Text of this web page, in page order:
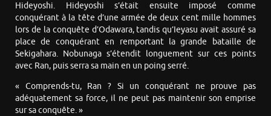
Hideyoshi. Hideyoshi s’était ensuite imposé comme
conquérant à la tête d’une armée de deux cent mille hommes
lors de la conquête d’Odawara, tandis qu’Ieyasu avait assuré sa
place de conquérant en remportant la grande bataille de
Sekigahara. Nobunaga s’étendit longuement sur ces points
avec Ran, puis serra sa main en un poing serré.
« Comprends-tu, Ran ? Si un conquérant ne prouve pas
adéquatement sa force, il ne peut pas maintenir son emprise
sur sa conquête. »